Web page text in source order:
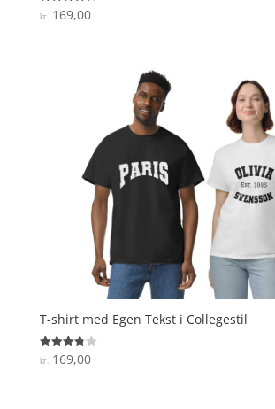
Vurderet
4.3
kr. 169,00
T-shirt med Egen Tekst i Collegestil
Vurderet
3.8
kr.169,00